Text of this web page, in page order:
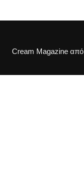
Cream Magazine από